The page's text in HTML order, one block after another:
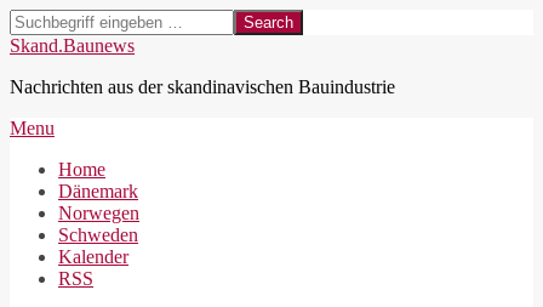
Skip
to
Search
Skand.Baunews
Nachrichten aus der skandinavischen Bauindustrie
Secondary
Menu
Menu
Home
Dänemark
Norwegen
Schweden
Kalender
RSS